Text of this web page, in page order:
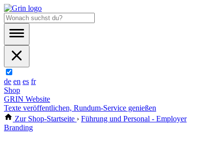
de en es fr
Shop
GRIN Website
Texte veröffentlichen, Rundum-Service genießen
Zur Shop-Startseite › Führung und Personal - Employer
Branding